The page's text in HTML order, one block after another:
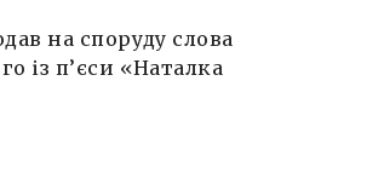
на споруду слова
із п’єси «Наталка